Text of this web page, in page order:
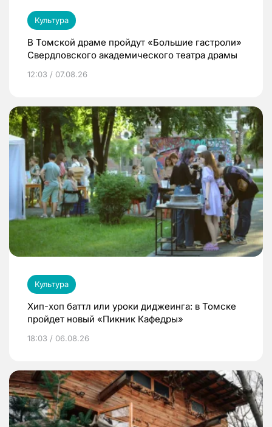
Культура
В Томской драме пройдут «Большие гастроли»
Свердловского академического театра драмы
12:03 / 07.08.26
Культура
Хип-хоп баттл или уроки диджеинга: в Томске
пройдет новый «Пикник Кафедры»
18:03 / 06.08.26